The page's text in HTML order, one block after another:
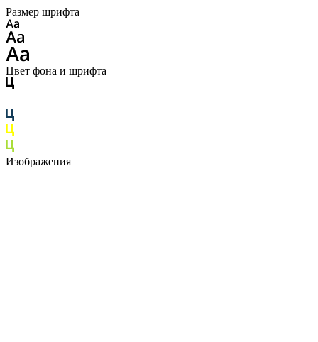
Размер шрифта
Цвет фона и шрифта
Изображения